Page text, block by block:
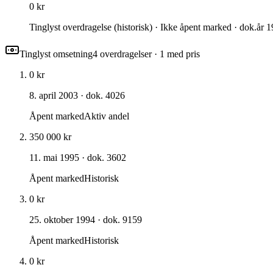
0 kr
Tinglyst overdragelse (historisk) · Ikke åpent marked · dok.år
Tinglyst omsetning4 overdragelser· 1 med pris
0 kr
8. april 2003 · dok. 4026
Åpent markedAktiv andel
350 000 kr
11. mai 1995 · dok. 3602
Åpent markedHistorisk
0 kr
25. oktober 1994 · dok. 9159
Åpent markedHistorisk
0 kr